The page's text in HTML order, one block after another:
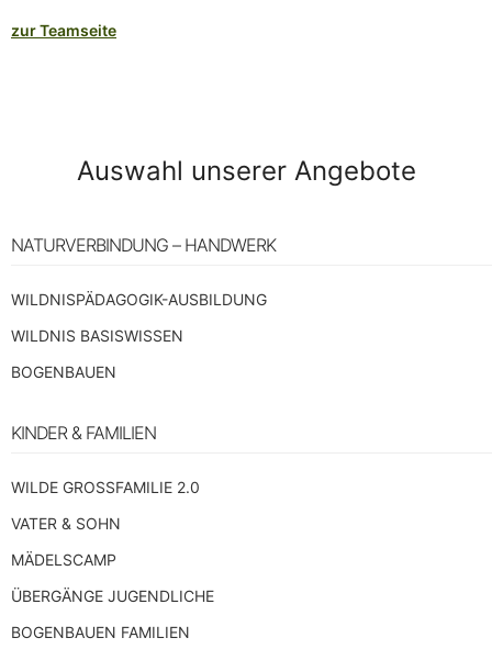
zur Teamseite
Auswahl unserer Angebote
NATURVERBINDUNG – HANDWERK
WILDNISPÄDAGOGIK-AUSBILDUNG
WILDNIS BASISWISSEN
BOGENBAUEN
KINDER & FAMILIEN
WILDE GROSSFAMILIE 2.0
VATER & SOHN
MÄDELSCAMP
ÜBERGÄNGE JUGENDLICHE
BOGENBAUEN FAMILIEN